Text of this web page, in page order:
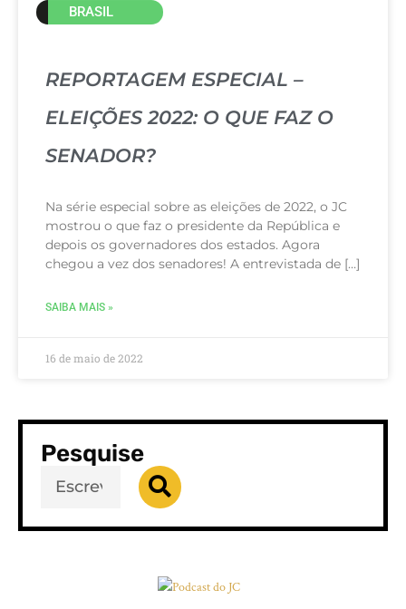
BRASIL
REPORTAGEM ESPECIAL –
ELEIÇÕES 2022: O QUE FAZ O
SENADOR?
Na série especial sobre as eleições de 2022, o JC
mostrou o que faz o presidente da República e
depois os governadores dos estados. Agora
chegou a vez dos senadores! A entrevistada de […]
SAIBA MAIS »
16 de maio de 2022
Pesquise